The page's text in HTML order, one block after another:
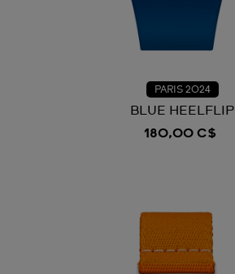
PARIS 2024
BLUE HEELFLIP
180,00 C$